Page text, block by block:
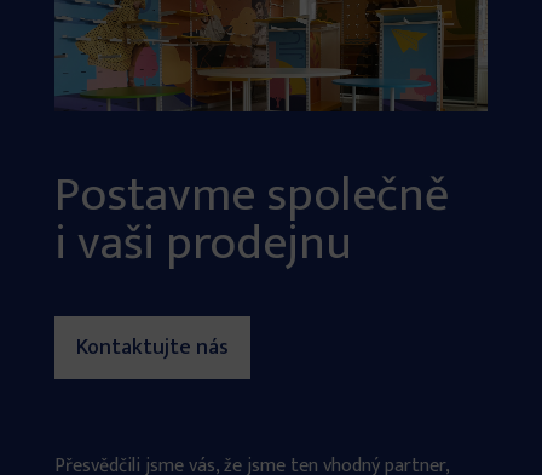
Postavme společně
i vaši prodejnu
Kontaktujte nás
Přesvědčili jsme vás, že jsme ten vhodný partner,